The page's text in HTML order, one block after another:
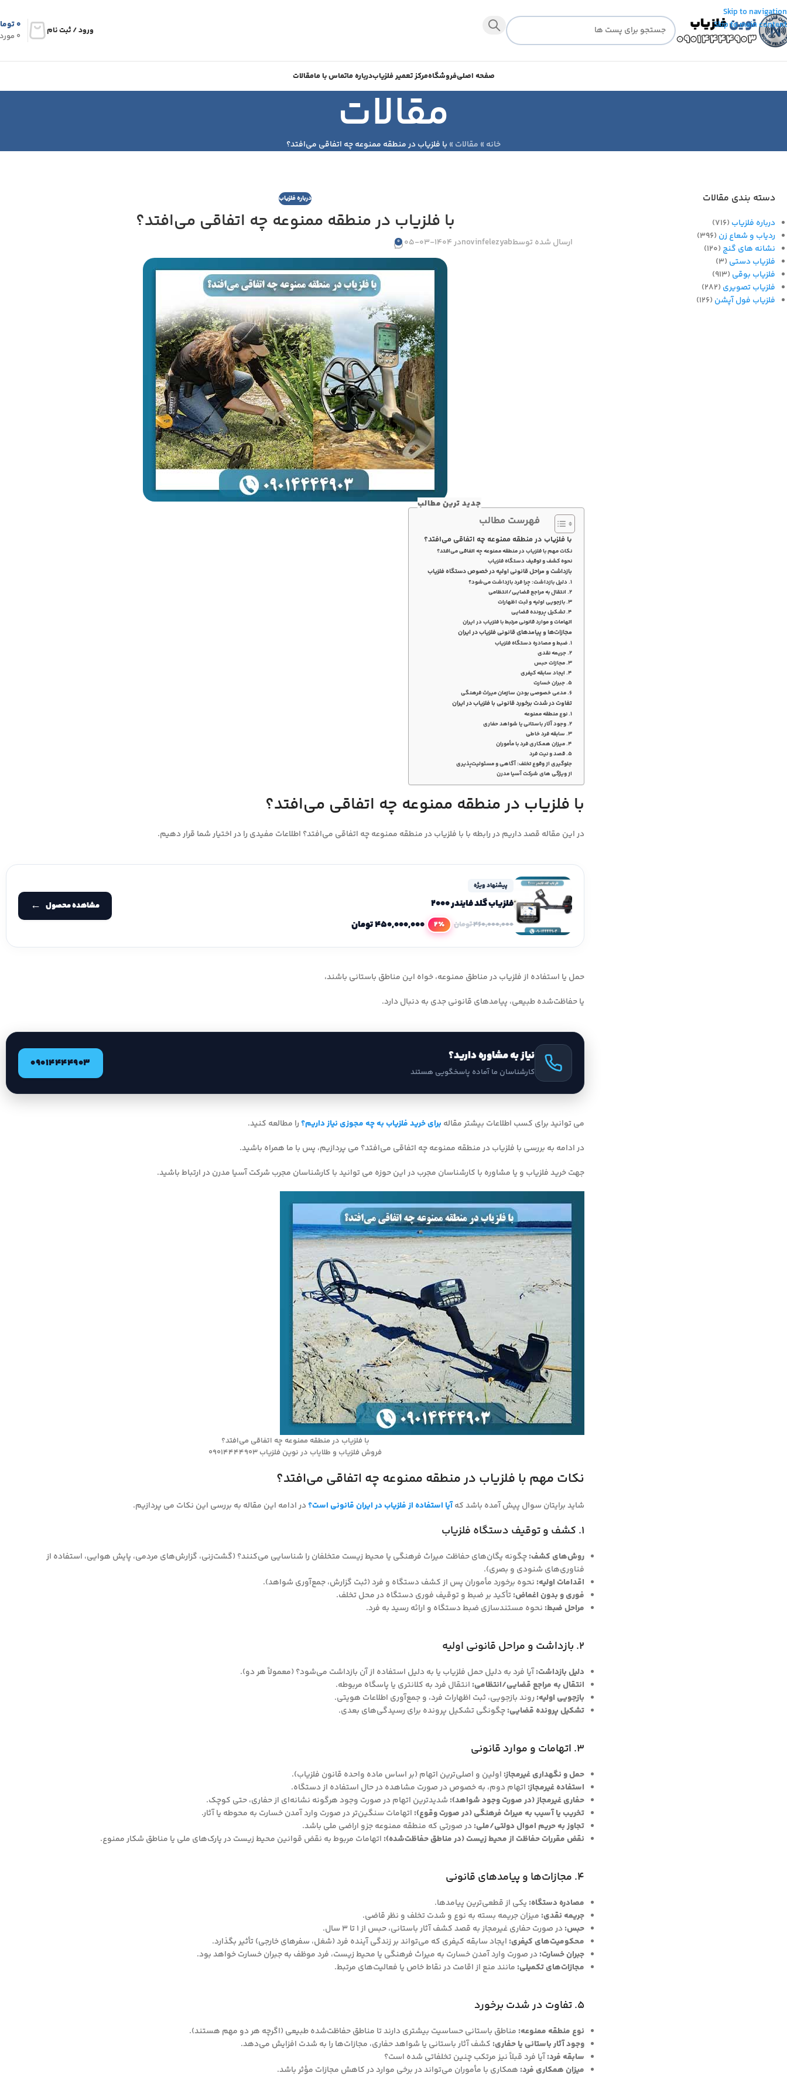
Skip to navigation
Skip to main content
ورود / ثبت نام
0 مورد
۰
صفحه اصلیفروشگاهمرکز تعمیر فلزیابدرباره ماتماس با مامقالات
مقالات خانه » مقالات » با فلزیاب در منطقه ممنوعه چه اتفاقی می‌افتد؟
دسته بندی مقالات
درباره فلزیاب (716)
ردیاب و شعاع زن (396)
نشانه های گنج (120)
فلزیاب دستی (3)
فلزیاب بوقی (913)
فلزیاب تصویری (282)
فلزیاب فول آپشن (126)
درباره فلزیاب
با فلزیاب در منطقه ممنوعه چه اتفاقی می‌افتد؟
ارسال شده توسطnovinfelezyabدر 1404-03-05 0
جدید ترین مطالب
فهرست مطالب
با فلزیاب در منطقه ممنوعه چه اتفاقی می‌افتد؟
نکات مهم با فلزیاب در منطقه ممنوعه چه اتفاقی می‌افتد؟
نحوه کشف و توقیف دستگاه فلزیاب
بازداشت و مراحل قانونی اولیه در خصوص دستگاه فلزیاب
۱. دلیل بازداشت: چرا فرد بازداشت می‌شود؟
۲. انتقال به مراجع قضایی/انتظامی
۳. بازجویی اولیه و ثبت اظهارات
۴. تشکیل پرونده قضایی
اتهامات و موارد قانونی مرتبط با فلزیاب در ایران
مجازات‌ها و پیامدهای قانونی فلزیاب در ایران
۱. ضبط و مصادره دستگاه فلزیاب
۲. جریمه نقدی
۳. مجازات حبس
۴. ایجاد سابقه کیفری
۵. جبران خسارت
۶. مدعی خصوصی بودن سازمان میراث فرهنگی
تفاوت در شدت برخورد قانونی با فلزیاب در ایران
۱. نوع منطقه ممنوعه
۲. وجود آثار باستانی یا شواهد حفاری
۳. سابقه فرد خاطی
۴. میزان همکاری فرد با مأموران
۵. قصد و نیت فرد
جلوگیری از وقوع تخلف: آگاهی و مسئولیت‌پذیری
از ویژگی های شرکت آسیا مدرن
با فلزیاب در منطقه ممنوعه چه اتفاقی می‌افتد؟
در این مقاله قصد داریم در رابطه با با فلزیاب در منطقه ممنوعه چه اتفاقی می‌افتد؟ اطلاعات مفیدی را در اختیار شما قرار دهیم.
پیشنهاد ویژه
فلزیاب گلد فایندر 2000
۴۶۰,۰۰۰,۰۰۰تومان 2٪ ۴۵۰,۰۰۰,۰۰۰تومان
مشاهده محصول
حمل یا استفاده از فلزیاب در مناطق ممنوعه، خواه این مناطق باستانی باشند،
یا حفاظت‌شده طبیعی، پیامدهای قانونی جدی به دنبال دارد.
نیاز به مشاوره دارید؟
کارشناسان ما آماده پاسخگویی هستند
09014444903
می توانید برای کسب اطلاعات بیشتر مقاله برای خرید فلزیاب به چه مجوزی نیاز داریم؟را مطالعه کنید.
در ادامه به بررسی با فلزیاب در منطقه ممنوعه چه اتفاقی می‌افتد؟ می پردازیم، پس با ما همراه باشید.
جهت خرید فلزیاب و یا مشاوره با کارشناسان مجرب در این حوزه می توانید با کارشناسان مجرب شرکت آسیا مدرن در ارتباط باشید.
با فلزیاب در منطقه ممنوعه چه اتفاقی می‌افتد؟
فروش فلزیاب و طلایاب در نوین فلزیاب 09014444903
نکات مهم با فلزیاب در منطقه ممنوعه چه اتفاقی می‌افتد؟
شاید برایتان سوال پیش آمده باشد کهآیا استفاده از فلزیاب در ایران قانونی است؟در ادامه این مقاله به بررسی این نکات می پردازیم.
۱. کشف و توقیف دستگاه فلزیاب
روش‌های کشف:چگونه یگان‌های حفاظت میراث فرهنگی یا محیط زیست متخلفان را شناسایی می‌کنند؟ (گشت‌زنی، گزارش‌های مردمی، پایش هوایی، استفاده از
فناوری‌های شنودی و بصری).
اقدامات اولیه: نحوه برخورد مأموران پس از کشف دستگاه و فرد (ثبت گزارش، جمع‌آوری شواهد).
فوری و بدون اغماض:تأکید بر ضبط و توقیف فوری دستگاه در محل تخلف.
مراحل ضبط: نحوه مستندسازی ضبط دستگاه و ارائه رسید به فرد.
۲. بازداشت و مراحل قانونی اولیه
دلیل بازداشت:آیا فرد به دلیل حمل فلزیاب یا به دلیل استفاده از آن بازداشت می‌شود؟ (معمولاً هر دو).
انتقال به مراجع قضایی/انتظامی: انتقال فرد به کلانتری یا پاسگاه مربوطه.
بازجویی اولیه: روند بازجویی، ثبت اظهارات فرد، و جمع‌آوری اطلاعات هویتی.
تشکیل پرونده قضایی:چگونگی تشکیل پرونده برای رسیدگی‌های بعدی.
۳. اتهامات و موارد قانونی
حمل و نگهداری غیرمجاز: اولین و اصلی‌ترین اتهام (بر اساس ماده واحده قانون فلزیاب).
استفاده غیرمجاز: اتهام دوم، به خصوص در صورت مشاهده در حال استفاده از دستگاه.
حفاری غیرمجاز (در صورت وجود شواهد): شدیدترین اتهام در صورت وجود هرگونه نشانه‌ای از حفاری، حتی کوچک.
تخریب یا آسیب به میراث فرهنگی (در صورت وقوع): اتهامات سنگین‌تر در صورت وارد آمدن خسارت به محوطه یا آثار.
تجاوز به حریم اموال دولتی/ملی: در صورتی که منطقه ممنوعه جزو اراضی ملی باشد.
نقض مقررات حفاظت از محیط زیست (در مناطق حفاظت‌شده): اتهامات مربوط به نقض قوانین محیط زیست در پارک‌های ملی یا مناطق شکار ممنوع.
۴. مجازات‌ها و پیامدهای قانونی
مصادره دستگاه: یکی از قطعی‌ترین پیامدها.
جریمه نقدی: میزان جریمه بسته به نوع و شدت تخلف و نظر قاضی.
حبس: در صورت حفاری غیرمجاز به قصد کشف آثار باستانی، حبس از ۱ تا ۳ سال.
محکومیت‌های کیفری: ایجاد سابقه کیفری که می‌تواند بر زندگی آینده فرد (شغل، سفرهای خارجی) تأثیر بگذارد.
جبران خسارت: در صورت وارد آمدن خسارت به میراث فرهنگی یا محیط زیست، فرد موظف به جبران خسارت خواهد بود.
مجازات‌های تکمیلی: مانند منع از اقامت در نقاط خاص یا فعالیت‌های مرتبط.
۵. تفاوت در شدت برخورد
نوع منطقه ممنوعه: مناطق باستانی حساسیت بیشتری دارند تا مناطق حفاظت‌شده طبیعی (اگرچه هر دو مهم هستند).
وجود آثار باستانی یا حفاری: کشف آثار باستانی یا شواهد حفاری، مجازات‌ها را به شدت افزایش می‌دهد.
سابقه فرد:آیا فرد قبلاً نیز مرتکب چنین تخلفاتی شده است؟
میزان همکاری فرد: همکاری با مأموران می‌تواند در برخی موارد در کاهش مجازات مؤثر باشد.